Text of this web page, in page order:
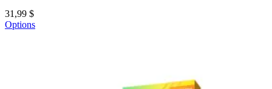
31,99 $
Options